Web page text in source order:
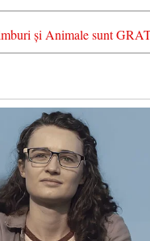
și Animale sunt